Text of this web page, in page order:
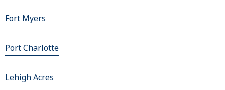
Fort Myers
Port Charlotte
Lehigh Acres